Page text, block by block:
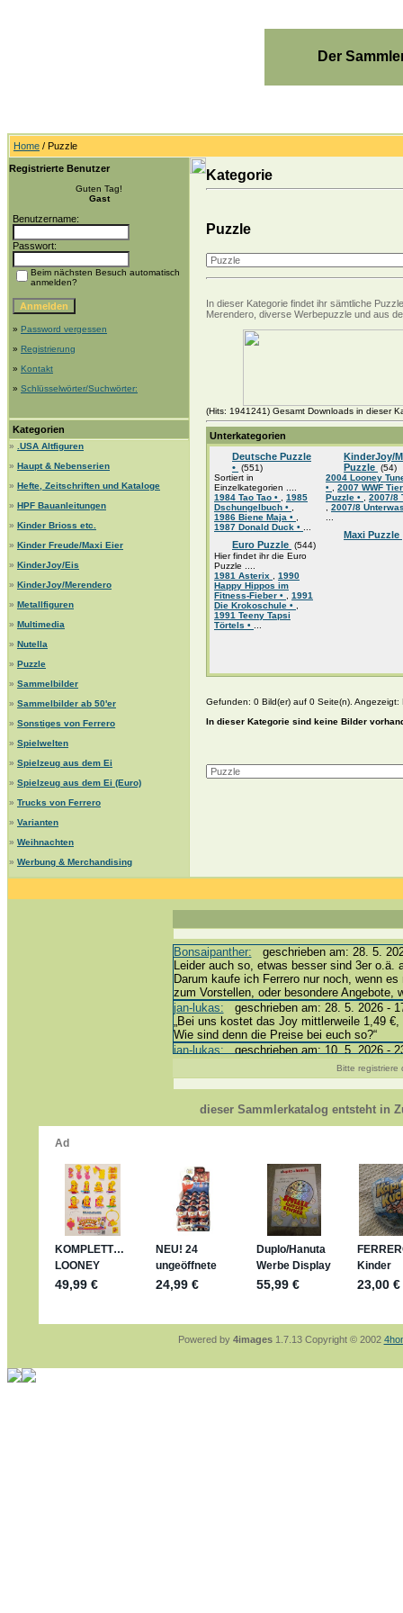
Der
Home / Puzzle
Registrierte Benutzer
Guten Tag!
Gast
Benutzername:
Passwort:
Beim nächsten Besuch automatisch
anmelden?
» Password vergessen
» Registrierung
» Kontakt
» Schlüsselwörter/Suchwörter:
Kategorien
»
.USA Altfiguren
» Haupt & Nebenserien
» Hefte, Zeitschriften und Kataloge
» HPF Bauanleitungen
» Kinder Brioss etc.
» Kinder Freude/Maxi Eier
» KinderJoy/Eis
» KinderJoy/Merendero
» Metallfiguren
» Multimedia
» Nutella
» Puzzle
» Sammelbilder
» Sammelbilder ab 50'er
» Sonstiges von Ferrero
» Spielwelten
» Spielzeug aus dem Ei
» Spielzeug aus dem Ei (Euro)
» Trucks von Ferrero
» Varianten
» Weihnachten
» Werbung & Merchandising
Kategorie
Puzzle
In dieser Kategorie findet ihr sämtliche
Merendero, diverse Werbepuzzle und aus
(Hits: 1941241) Gesamt Downloads in dieser
Unterkategorien
Deutsche Puzzle
• (551)
Sortiert in
Einzelkategorien ....
1984 Tao Tao •
1985
Dschungelbuch •
1986 Biene Maja •
1987 Donald Duck •
Euro Puzzle (544)
Hier findet ihr die Euro
Puzzle ....
1981 Asterix
1990
Happy Hippos im
Fitness-Fieber •
1991
Die Krokoschule •
1991 Teeny Tapsi
Törtels •
KinderJoy/
Puzzle (54)
2004 Looney
•
2007 WWF
Puzzle •
2007/8
2007/8
Maxi Puzzle
Gefunden: 0 Bild(er) auf 0 Seite(n). Angezeigt:
In dieser Kategorie sind keine Bilder
Bonsaipanther: geschrieben am: 28. 5.
Leider auch so, etwas besser sind 3er o.ä.
Darum kaufe ich Ferrero nur noch, wenn
zum Vorstellen, oder besondere Angebote,
jan-lukas: geschrieben am: 28. 5. 2026 -
„Bei uns kostet das Joy mittlerweile 1,49
Wie sind denn die Preise bei euch so?“
jan-lukas:geschrieben am: 10. 5. 2026 -
Bonsaipanther:geschrieben am: 10. 5.
@ Harald
https://www.ue-ei-portal-
Dein Enkel sollte zur Strafe die nächsten
Für die Figuren VC307, 310, 318 und 326
mein Enkel hat die leider weggeworfen
jan-lukas:
geschrieben am: 29. 4. 2026 -
https://www.ferrero-
sammelspass.de/einladung/
jan-lukas:
geschrieben am: 28. 4. 2026 -
stimmt, jetzt fällt es mir auch ein
*Bussi*
Bonsaipanther:
geschrieben am: 28. 4.
So habe ich das in Erinnerung ... oder?
jan-lukas:geschrieben am: 28. 4. 2026 -
Bitte registriere
dieser Sammlerkatalog entsteht in
Powered by 4images1.7.13 Copyright © 2002